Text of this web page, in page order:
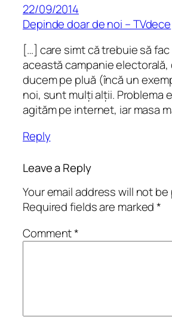
22/09/2014
Depinde doar de noi – TVdece
[…] care simt că trebuie să fac
această campanie electorală,
ducem pe pluă (încă un
noi, sunt mulți alții. Problema
agităm pe internet, iar masa
Reply
Leave a Reply
Your email address will not
Required fields are marked*
Comment*